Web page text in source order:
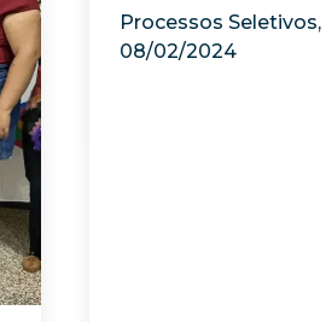
Processos Seletivos,
08/02/2024